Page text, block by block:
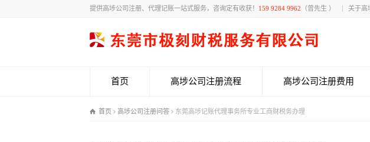
提供高埗公司注册、代理记账一站式服务，咨询定有收获！ 159 9284 9962 （曾先生 ） 关于高
首页 高埗公司注册流程 高埗公司注册费用
首页 高埗公司注册问答 东莞高埗记账代理事务所专业工商财税务办理